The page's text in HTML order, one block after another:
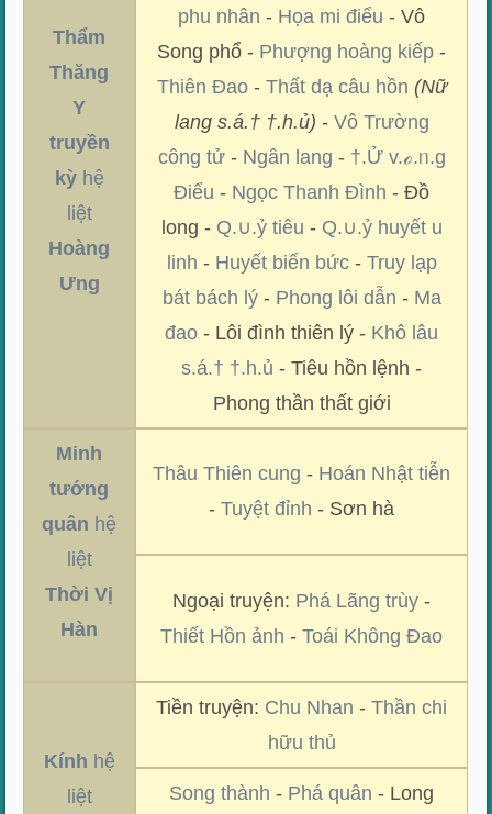
Thẩm
Thăng
Y
truyền
kỳhệ
liệt
Hoàng
Ưng
phu nhân - Họa mi điểu - Vô
Song phổ - Phượng hoàng kiếp -
Thiên Đao- Thất dạ câu hồn (Nữ
lang s.á.† †.h.ủ) - Vô Trường
công tử- Ngân lang - †.Ử v.ℴ.ᥒ.g
Điểu - Ngọc Thanh Đình - Đồ
long - Q.∪.ỷ tiêu - Q.∪.ỷ huyết u
linh - Huyết biển bức- Truy lạp
bát bách lý- Phong lôi dẫn - Ma
đao - Lôi đình thiên lý - Khô lâu
s.á.† †.h.ủ - Tiêu hồn lệnh -
Phong thần thất giới
Minh
tướng
quân hệ
liệt
Thời Vị
Hàn
Thâu Thiên cung - Hoán Nhật tiễn
-Tuyệt đỉnh - Sơn hà
Ngoại truyện: Phá Lãng trùy -
Thiết Hồn ảnh -Toái Không Đao
Kính hệ
liệt
Tiền truyện: Chu Nhan -Thần chi
hữu thủ
Song thành - Phá quân - Long